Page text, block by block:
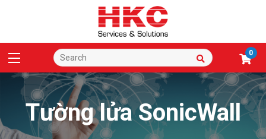
0
Tường lửa SonicWall